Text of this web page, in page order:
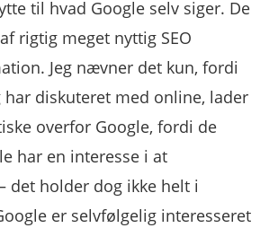
til hvad Google selv siger. De
rigtig meget nyttig SEO
Jeg nævner det kun, fordi
diskuteret med online, lader
overfor Google, fordi de
har en interesse i at
det holder dog ikke helt i
er selvfølgelig interesseret